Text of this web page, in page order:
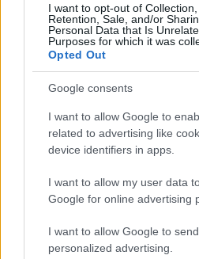
I want to opt-out of Collection,
Retention, Sale, and/or
Personal Data that Is
Purposes for which it was
Opted Out
Google consents
I want to allow Google to
related to advertising like
device identifiers in apps.
I want to allow my user data
Google for online advertising
I want to allow Google to
personalized advertising.
Här är versionen med
bindningen. FOTO:
– Detta är en
Vi är stolta och ser fram
produkten kommer
skidentusiaster över hela
Under ISPO-mässan visar
nya bindning för
konsumenterna att själv